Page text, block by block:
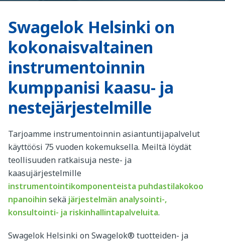
Swagelok Helsinki on
kokonaisvaltainen
instrumentoinnin
kumppanisi kaasu- ja
nestejärjestelmille
Tarjoamme instrumentoinnin asiantuntijapalvelut
käyttöösi 75 vuoden kokemuksella. Meiltä löydät
teollisuuden ratkaisuja neste- ja
kaasujärjestelmille
instrumentointikomponenteista puhdastilakokoo
npanoihin sekä järjestelmän analysointi-,
konsultointi- ja riskinhallintapalveluita.
Swagelok Helsinki on Swagelok® tuotteiden- ja